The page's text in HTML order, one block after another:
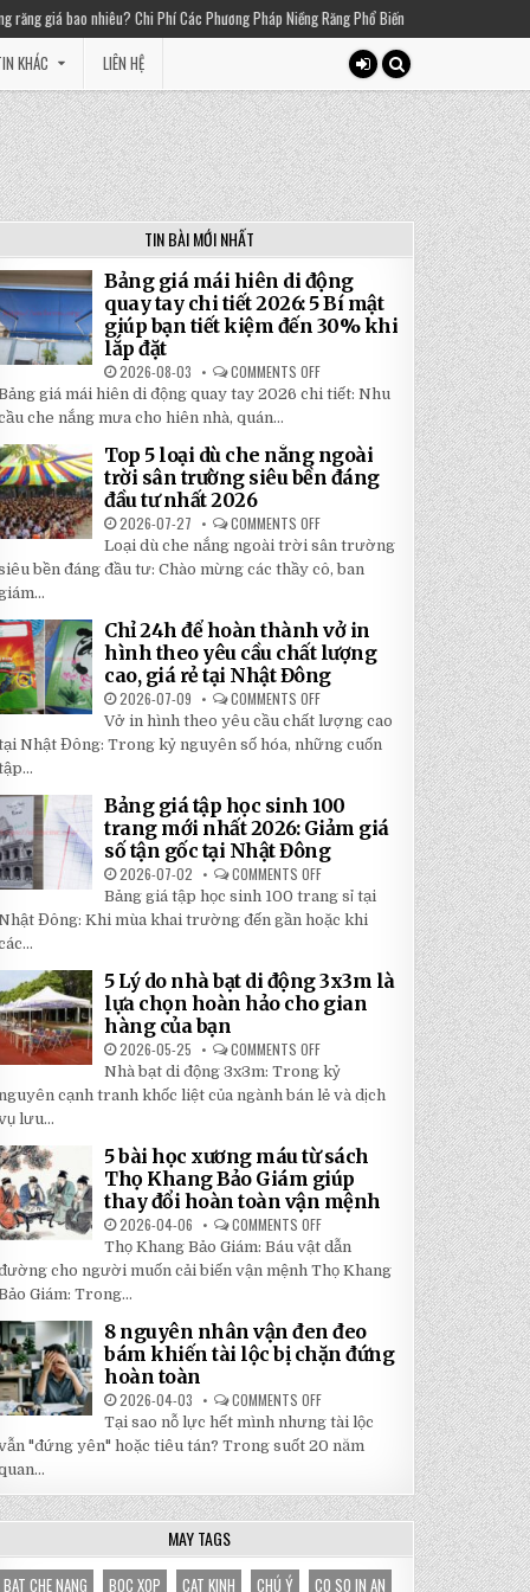
Phí Các Phương Pháp Niềng Răng Phổ Biến 2025-03-01
KHÁC LIÊN HỆ
TIN BÀI MỚI NHẤT
Bảng giá mái hiên di động
quay tay chi tiết 2026: 5 Bí mật
giúp bạn tiết kiệm đến 30% khi
lắp đặt
2026-08-03 COMMENTS OFF
BẢNG
GIÁ
ĐỘNG
QUAY
TAY
5
BÍ
MẬT
KIỆM
ĐẾN
30%
KHI
LẮP
giá mái hiên di động quay tay 2026 chi tiết: Nhu
che nắng mưa cho hiên nhà, quán...
Top 5 loại dù che nắng ngoài
trời sân trường siêu bền đáng
đầu tư nhất 2026
2026-07-27 COMMENTS OFF
TOP
5
LOẠI
DÙ
NGOÀI
TRỜI
SÂN
TRƯỜNG
SIÊU
BỀN
ĐẦU
NHẤT
Loại dù che nắng ngoài trời sân trường
bền đáng đầu tư: Chào mừng các thầy cô, ban
Chỉ 24h để hoàn thành vở in
hình theo yêu cầu chất lượng
cao, giá rẻ tại Nhật Đông
2026-07-09 COMMENTS OFF
CHỈ
24H
ĐỂ
HOÀN
IN
HÌNH
THEO
YÊU
CẦU
CHẤT
CAO,
GIÁ
RẺ
Vở in hình theo yêu cầu chất lượng cao
Nhật Đông: Trong kỷ nguyên số hóa, những cuốn
Bảng giá tập học sinh 100
trang mới nhất 2026: Giảm giá
số tận gốc tại Nhật Đông
2026-07-02 COMMENTS OFF
BẢNG
GIÁ
TẬP
HỌC
TRANG
MỚI
NHẤT
2026:
TẬN
GỐC
TẠI
Bảng giá tập học sinh 100 trang sỉ tại
Đông: Khi mùa khai trường đến gần hoặc khi
5 Lý do nhà bạt di động 3x3m là
lựa chọn hoàn hảo cho gian
hàng của bạn
2026-05-25 COMMENTS OFF
5
LÝ
DO
NHÀ
ĐỘNG
3X3M
LÀ
LỰA
CHỌN
HOÀN
HẢO
CHO
GIAN
HÀNG
Nhà bạt di động 3x3m: Trong kỷ
cạnh tranh khốc liệt của ngành bán lẻ và dịch
lưu...
5 bài học xương máu từ sách
Thọ Khang Bảo Giám giúp
thay đổi hoàn toàn vận mệnh
2026-04-06 COMMENTS OFF
5
BÀI
HỌC
XƯƠNG
SÁCH
THỌ
KHANG
BẢO
ĐỔI
HOÀN
TOÀN
Thọ Khang Bảo Giám: Báu vật dẫn
cho người muốn cải biến vận mệnh Thọ Khang
Giám: Trong...
8 nguyên nhân vận đen đeo
bám khiến tài lộc bị chặn đứng
hoàn toàn
2026-04-03 COMMENTS OFF
NGUYÊN
NHÂN
VẬN
BÁM
KHIẾN
TÀI
BỊ
CHẶN
ĐỨNG
Tại sao nỗ lực hết mình nhưng tài lộc
"đứng yên" hoặc tiêu tán? Trong suốt 20 năm
MAY TAGS
BAT CHE NANG BOC XOP CAT KINH CHÚ Ý
CO SO IN AN